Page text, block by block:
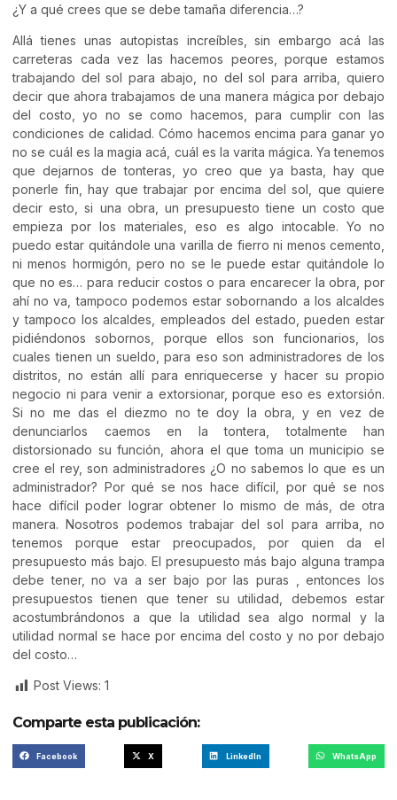
¿Y a qué crees que se debe tamaña diferencia…?
Allá tienes unas autopistas increíbles, sin embargo acá las
carreteras cada vez las hacemos peores, porque estamos
trabajando del sol para abajo, no del sol para arriba, quiero
decir que ahora trabajamos de una manera mágica por debajo
del costo, yo no se como hacemos, para cumplir con las
condiciones de calidad. Cómo hacemos encima para ganar yo
no se cuál es la magia acá, cuál es la varita mágica. Ya tenemos
que dejarnos de tonteras, yo creo que ya basta, hay que
ponerle fin, hay que trabajar por encima del sol, que quiere
decir esto, si una obra, un presupuesto tiene un costo que
empieza por los materiales, eso es algo intocable. Yo no
puedo estar quitándole una varilla de fierro ni menos cemento,
ni menos hormigón, pero no se le puede estar quitándole lo
que no es… para reducir costos o para encarecer la obra, por
ahí no va, tampoco podemos estar sobornando a los alcaldes
y tampoco los alcaldes, empleados del estado, pueden estar
pidiéndonos sobornos, porque ellos son funcionarios, los
cuales tienen un sueldo, para eso son administradores de los
distritos, no están allí para enriquecerse y hacer su propio
negocio ni para venir a extorsionar, porque eso es extorsión.
Si no me das el diezmo no te doy la obra, y en vez de
denunciarlos caemos en la tontera, totalmente han
distorsionado su función, ahora el que toma un municipio se
cree el rey, son administradores ¿O no sabemos lo que es un
administrador? Por qué se nos hace difícil, por qué se nos
hace difícil poder lograr obtener lo mismo de más, de otra
manera. Nosotros podemos trabajar del sol para arriba, no
tenemos porque estar preocupados, por quien da el
presupuesto más bajo. El presupuesto más bajo alguna trampa
debe tener, no va a ser bajo por las puras , entonces los
presupuestos tienen que tener su utilidad, debemos estar
acostumbrándonos a que la utilidad sea algo normal y la
utilidad normal se hace por encima del costo y no por debajo
del costo…
Post Views: 1
Comparte esta publicación:
Facebook X LinkedIn WhatsApp